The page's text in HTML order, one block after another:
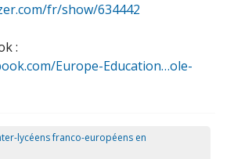
fr/show/634442
:
Europe-Education…ole-
lycéens franco-européens en